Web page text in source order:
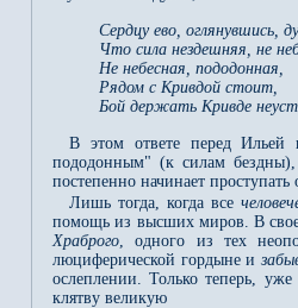
Сердцу ево, оглянувшись,
Что сила нездешняя, не
Не небесная, пододонная,
Рядом с Кривдой стоит,
Бой держать Кривде
В этом ответе перед Ильей
пододонным" (к силам
постепенно начинает проступать
Лишь тогда, когда все
помощь из высших миров. В
Храброго , одного из тех
люциферической гордыне и
ослеплении. Только теперь,
клятву великую